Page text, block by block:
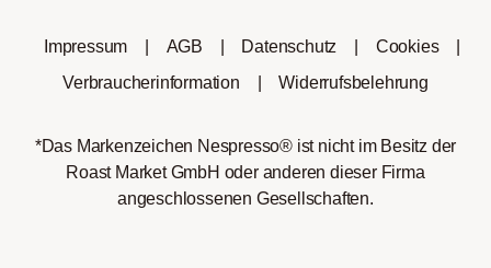
Impressum AGB Datenschutz Cookies
Verbraucherinformation
Widerrufsbelehrung
*Das Markenzeichen Nespresso® ist nicht im Besitz der
Roast Market GmbH oder anderen dieser Firma
angeschlossenen Gesellschaften.